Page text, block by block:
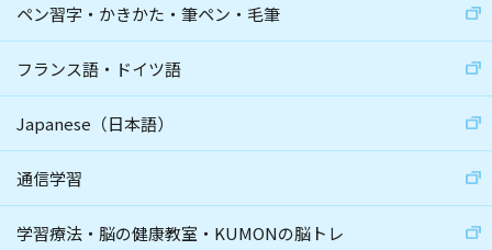
ペン習字・かきかた・筆ペン・毛筆
フランス語・ドイツ語
Japanese（日本語）
通信学習
学習療法・脳の健康教室・KUMONの脳トレ